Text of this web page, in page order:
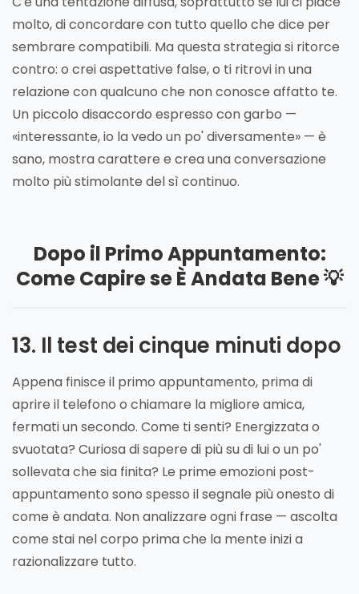
molto, di concordare con tutto quello che dice per
sembrare compatibili. Ma questa strategia si ritorce
contro: o crei aspettative false, o ti ritrovi in una
relazione con qualcuno che non conosce affatto te.
Un piccolo disaccordo espresso con garbo —
«interessante, io la vedo un po' diversamente» — è
sano, mostra carattere e crea una conversazione
molto più stimolante del sì continuo.
Dopo il Primo Appuntamento:
Come Capire se È Andata Bene 💡
13. Il test dei cinque minuti dopo
Appena finisce il primo appuntamento, prima di
aprire il telefono o chiamare la migliore amica,
fermati un secondo. Come ti senti? Energizzata o
svuotata? Curiosa di sapere di più su di lui o un po'
sollevata che sia finita? Le prime emozioni post-
appuntamento sono spesso il segnale più onesto di
come è andata. Non analizzare ogni frase — ascolta
come stai nel corpo prima che la mente inizi a
razionalizzare tutto.